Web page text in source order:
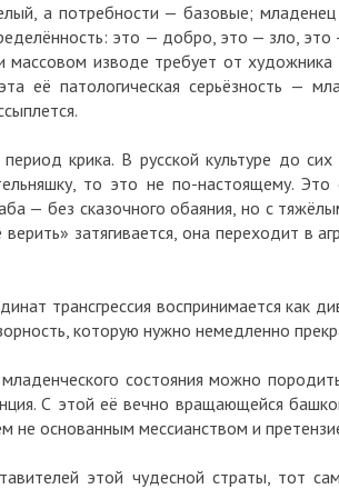
а потребности — базовые;
это — добро, это — зло, это
массовом изводе требует от
её патологическая серьёзность —
крика. В русской культуре до
то это не по-настоящему.
— без сказочного обаяния, но с
затягивается, она переходит в
трансгрессия воспринимается как
которую нужно немедленно
состояния можно
С этой её вечно вращающейся
не основанным мессианством и
этой чудесной страты, тот